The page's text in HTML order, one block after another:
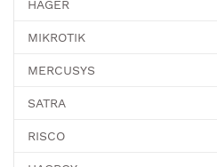
HAGER
MIKROTIK
MERCUSYS
SATRA
RISCO